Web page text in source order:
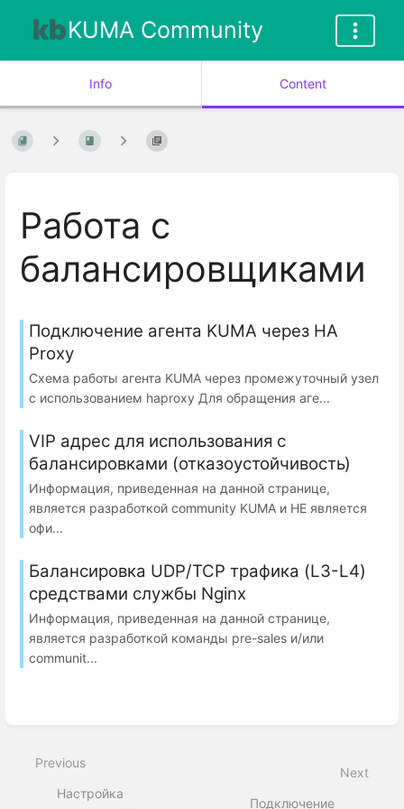
KUMA Community
Info Content
Работа с
балансировщиками
Подключение агента KUMA через HA
Proxy
Схема работы агента KUMA через промежуточный узел
с использованием haproxy Для обращения аге...
VIP адрес для использования с
балансировками (отказоустойчивость)
Информация, приведенная на данной странице,
является разработкой community KUMA и НЕ является
офи...
Балансировка UDP/TCP трафика (L3-L4)
средствами службы Nginx
Информация, приведенная на данной странице,
является разработкой команды pre-sales и/или
communit...
Previous
Настройка
Next
Подключение